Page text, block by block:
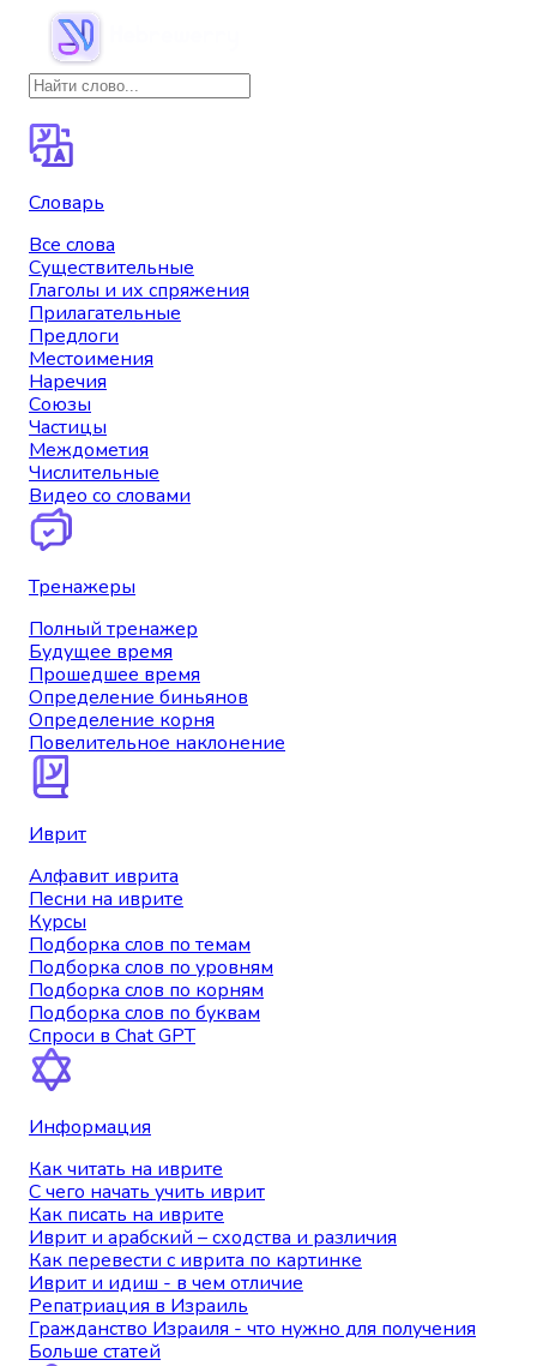
Словарь
Все слова
Существительные
Глаголы и их спряжения
Прилагательные
Предлоги
Местоимения
Наречия
Союзы
Частицы
Междометия
Числительные
Видео со словами
Тренажеры
Полный тренажер
Будущее время
Прошедшее время
Определение биньянов
Определение корня
Повелительное наклонение
Иврит
Алфавит иврита
Песни на иврите
Курсы
Подборка слов по темам
Подборка слов по уровням
Подборка слов по корням
Подборка слов по буквам
Спроси в Chat GPT
Информация
Как читать на иврите
С чего начать учить иврит
Как писать на иврите
Иврит и арабский – сходства и различия
Как перевести с иврита по картинке
Иврит и идиш - в чем отличие
Репатриация в Израиль
Гражданство Израиля - что нужно для получения
Больше статей